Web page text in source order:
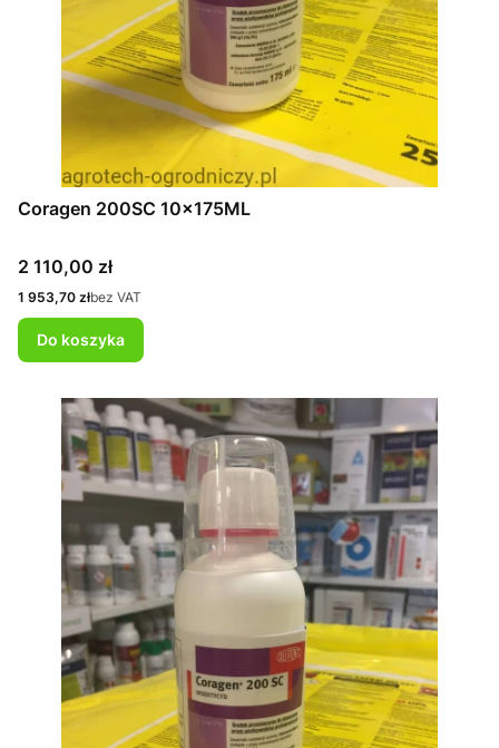
Coragen 200SC 10x175ML
Cena
2 110,00 zł
Cena
1 953,70 złbez VAT
Do koszyka